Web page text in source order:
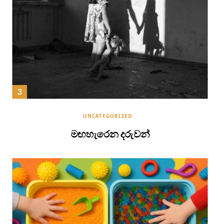
UNCATEGORIZED
මඟහැරෙන දරුවන්